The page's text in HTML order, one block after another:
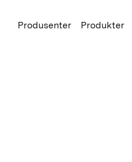
Produsenter Produkter